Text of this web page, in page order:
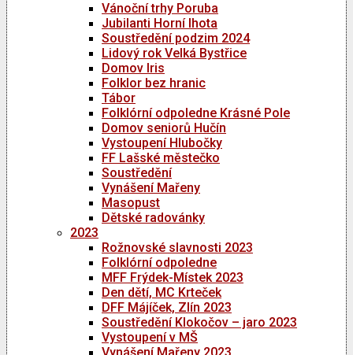
Vánoční trhy Poruba
Jubilanti Horní lhota
Soustředění podzim 2024
Lidový rok Velká Bystřice
Domov Iris
Folklor bez hranic
Tábor
Folklórní odpoledne Krásné Pole
Domov seniorů Hučín
Vystoupení Hlubočky
FF Lašské městečko
Soustředění
Vynášení Mařeny
Masopust
Dětské radovánky
2023
Rožnovské slavnosti 2023
Folklórní odpoledne
MFF Frýdek-Místek 2023
Den dětí, MC Krteček
DFF Májíček, Zlín 2023
Soustředění Klokočov – jaro 2023
Vystoupení v MŠ